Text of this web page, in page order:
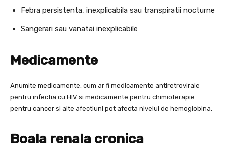
Febra persistenta, inexplicabila sau transpiratii nocturne
Sangerari sau vanatai inexplicabile
Medicamente
Anumite medicamente, cum ar fi medicamente antiretrovirale
pentru infectia cu HIV si medicamente pentru chimioterapie
pentru cancer si alte afectiuni pot afecta nivelul de hemoglobina.
Boala renala cronica